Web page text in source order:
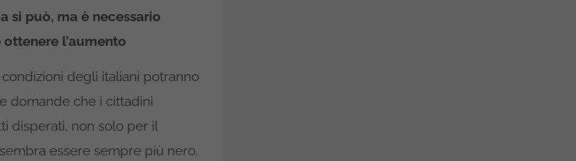
si può, ma è necessario
l’aumento
degli italiani potranno
domande che i cittadini
disperati, non solo per il
essere sempre più nero.